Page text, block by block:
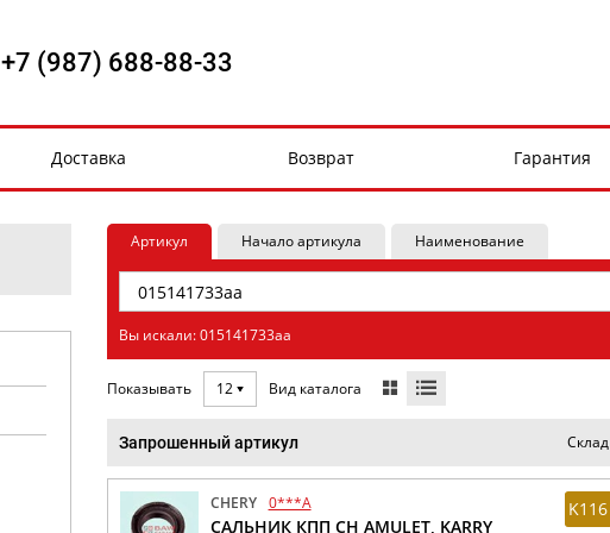
+7 (987) 688-88-33
Доставка Возврат Гарантия
Артикул Начало артикула Наименование
Вы искали: 015141733aa
Показывать 12 Вид каталога
Запрошенный артикул Склад
CHERY 0***A
САЛЬНИК КПП CH AMULET, KARRY
K116